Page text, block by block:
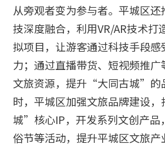
从旁观者变为参与者。平城区
技深度融合，利用VR/AR技术打
拟项目，让游客通过科技手段感
力；通过直播带货、短视频推
文旅资源，提升“大同古城”的
时，平城区加强文旅品牌建设
城”核心IP，开发系列文创产品
俗节等活动，提升平城区文旅